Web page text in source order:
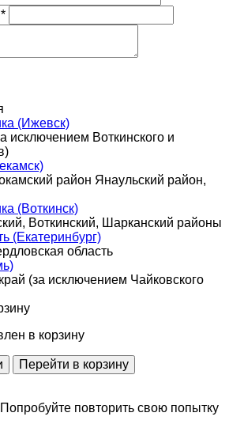
(Ижевск)
исключением Воткинского и
район Янаульский район,
(Воткинск)
Воткинский, Шарканский районы
(Екатеринбург)
область
(за исключением Чайковского
в корзину
повторить свою попытку